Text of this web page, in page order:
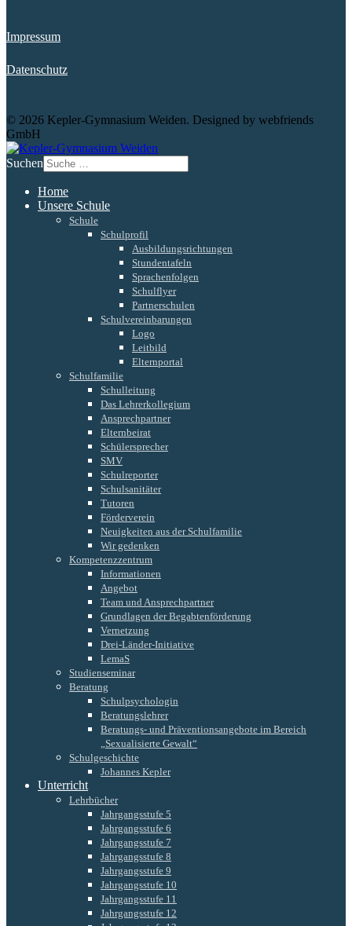
Impressum
Datenschutz
© 2026 Kepler-Gymnasium Weiden. Designed by webfriends
GmbH
Suchen
Home
Unsere Schule
Schule
Schulprofil
Ausbildungsrichtungen
Stundentafeln
Sprachenfolgen
Schulflyer
Partnerschulen
Schulvereinbarungen
Logo
Leitbild
Elternportal
Schulfamilie
Schulleitung
Das Lehrerkollegium
Ansprechpartner
Elternbeirat
Schülersprecher
SMV
Schulreporter
Schulsanitäter
Tutoren
Förderverein
Neuigkeiten aus der Schulfamilie
Wir gedenken
Kompetenzzentrum
Informationen
Angebot
Team und Ansprechpartner
Grundlagen der Begabtenförderung
Vernetzung
Drei-Länder-Initiative
LemaS
Studienseminar
Beratung
Schulpsychologin
Beratungslehrer
Beratungs- und Präventionsangebote im Bereich
„Sexualisierte Gewalt“
Schulgeschichte
Johannes Kepler
Unterricht
Lehrbücher
Jahrgangsstufe 5
Jahrgangsstufe 6
Jahrgangsstufe 7
Jahrgangsstufe 8
Jahrgangsstufe 9
Jahrgangsstufe 10
Jahrgangsstufe 11
Jahrgangsstufe 12